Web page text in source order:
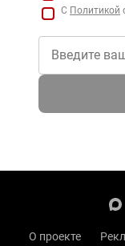
С Политикой
О проекте